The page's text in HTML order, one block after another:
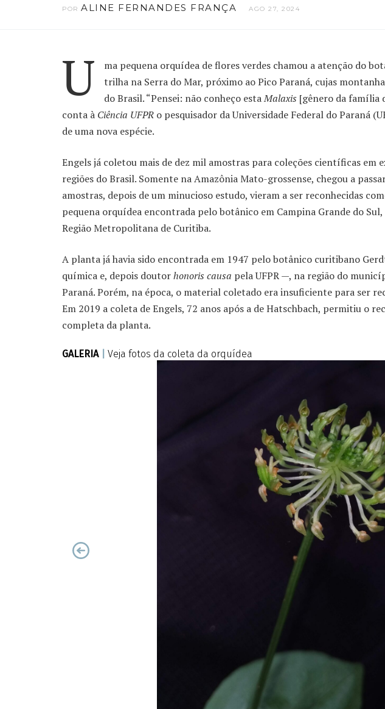
POR ALINE FERNANDES FRANÇA AGO 27, 2024
U
ma pequena orquídea de flores verdes chamou a atenção do
trilha na Serra do Mar, próximo ao Pico Paraná, cujas
do Brasil. “Pensei: não conheço estaMalaxis [gênero da família
conta à Ciência UFPR o pesquisador da Universidade Federal do Paraná
de uma nova espécie.
Engels já coletou mais de dez mil amostras para coleções científicas em
regiões do Brasil. Somente na Amazônia Mato-grossense, chegou a
amostras, depois de um minucioso estudo, vieram a ser reconhecidas
pequena orquídea encontrada pelo botânico em Campina Grande do
Região Metropolitana de Curitiba.
A planta já havia sido encontrada em 1947 pelo botânico curitibano
química e, depois doutorhonoris causa pela UFPR —, na região do
Paraná. Porém, na época, o material coletado era insuficiente para ser
Em 2019 a coleta de Engels, 72 anos após a de Hatschbach, permitiu o
completa da planta.
GALERIA Veja fotos da coleta da orquídea